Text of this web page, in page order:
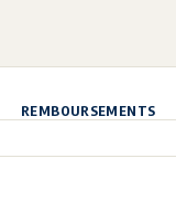
REMBOURSEMENTS